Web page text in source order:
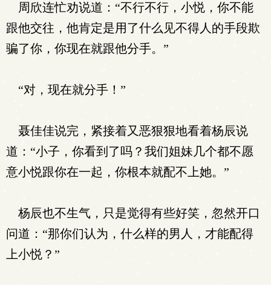
周欣连忙劝说道：“不行不行，小悦，你不能
跟他交往，他肯定是用了什么见不得人的手段欺
骗了你，你现在就跟他分手。”
“对，现在就分手！”
聂佳佳说完，紧接着又恶狠狠地看着杨辰说
道：“小子，你看到了吗？我们姐妹几个都不愿
意小悦跟你在一起，你根本就配不上她。”
杨辰也不生气，只是觉得有些好笑，忽然开口
问道：“那你们认为，什么样的男人，才能配得
上小悦？”